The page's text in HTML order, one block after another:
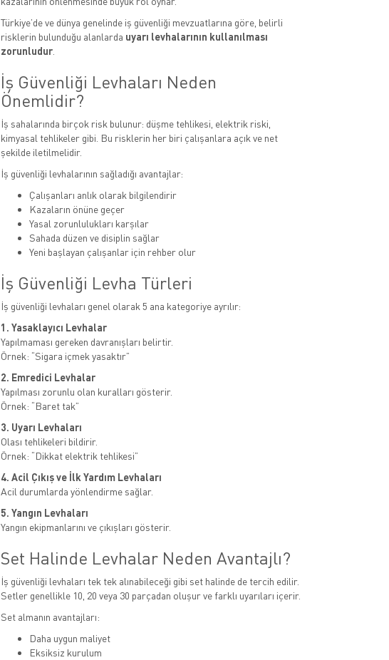
Türkiye’de ve dünya genelinde iş güvenliği mevzuatlarına göre, belirli
risklerin bulunduğu alanlarda uyarı levhalarının kullanılması
zorunludur.
İş Güvenliği Levhaları Neden
Önemlidir?
İş sahalarında birçok risk bulunur: düşme tehlikesi, elektrik riski,
kimyasal tehlikeler gibi. Bu risklerin her biri çalışanlara açık ve net
şekilde iletilmelidir.
İş güvenliği levhalarının sağladığı avantajlar:
Çalışanları anlık olarak bilgilendirir
Kazaların önüne geçer
Yasal zorunlulukları karşılar
Sahada düzen ve disiplin sağlar
Yeni başlayan çalışanlar için rehber olur
İş Güvenliği Levha Türleri
İş güvenliği levhaları genel olarak 5 ana kategoriye ayrılır:
1. Yasaklayıcı Levhalar
Yapılmaması gereken davranışları belirtir.
Örnek: “Sigara içmek yasaktır”
2. Emredici Levhalar
Yapılması zorunlu olan kuralları gösterir.
Örnek: “Baret tak”
3. Uyarı Levhaları
Olası tehlikeleri bildirir.
Örnek: “Dikkat elektrik tehlikesi”
4. Acil Çıkış ve İlk Yardım Levhaları
Acil durumlarda yönlendirme sağlar.
5. Yangın Levhaları
Yangın ekipmanlarını ve çıkışları gösterir.
Set Halinde Levhalar Neden Avantajlı?
İş güvenliği levhaları tek tek alınabileceği gibi set halinde de tercih edilir.
Setler genellikle 10, 20 veya 30 parçadan oluşur ve farklı uyarıları içerir.
Set almanın avantajları:
Daha uygun maliyet
Eksiksiz kurulum